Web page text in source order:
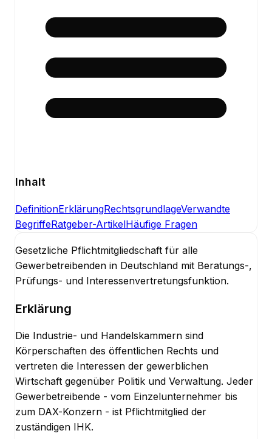
Inhalt
DefinitionErklärungRechtsgrundlageVerwandte
BegriffeRatgeber-ArtikelHäufige Fragen
Gesetzliche Pflichtmitgliedschaft für alle
Gewerbetreibenden in Deutschland mit Beratungs-,
Prüfungs- und Interessenvertretungsfunktion.
Erklärung
Die Industrie- und Handelskammern sind
Körperschaften des öffentlichen Rechts und
vertreten die Interessen der gewerblichen
Wirtschaft gegenüber Politik und Verwaltung. Jeder
Gewerbetreibende - vom Einzelunternehmer bis
zum DAX-Konzern - ist Pflichtmitglied der
zuständigen IHK.